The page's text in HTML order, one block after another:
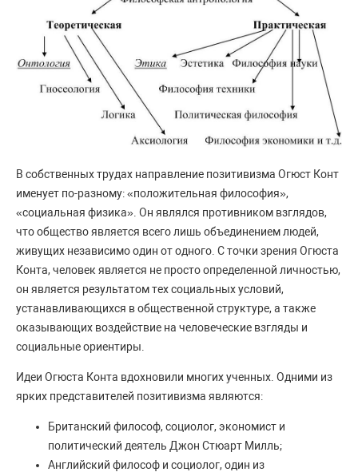
В собственных трудах направление позитивизма Огюст Конт
именует по-разному: «положительная философия»,
«социальная физика». Он являлся противником взглядов,
что общество является всего лишь объединением людей,
живущих независимо один от одного. С точки зрения Огюста
Конта, человек является не просто определенной личностью,
он является результатом тех социальных условий,
устанавливающихся в общественной структуре, а также
оказывающих воздействие на человеческие взгляды и
социальные ориентиры.
Идеи Огюста Конта вдохновили многих ученных. Одними из
ярких представителей позитивизма являются:
Британский философ, социолог, экономист и
политический деятель Джон Стюарт Милль;
Английский философ и социолог, один из